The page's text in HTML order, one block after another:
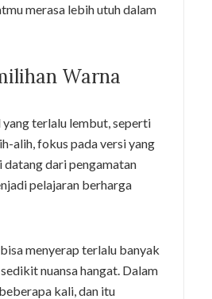
merasa lebih utuh dalam
Warna
yang terlalu lembut, seperti
alih, fokus pada versi yang
datang dari pengamatan
pelajaran berharga
menyerap terlalu banyak
nuansa hangat. Dalam
kali, dan itu